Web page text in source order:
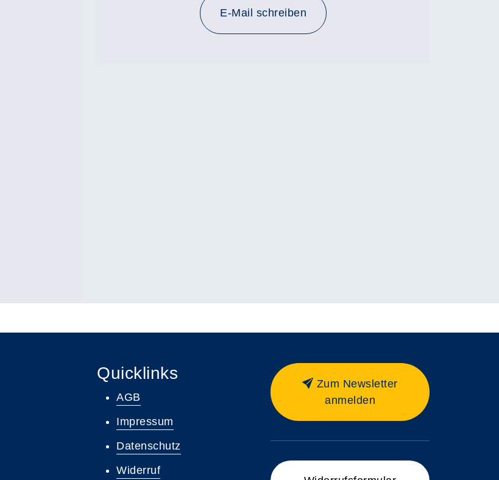
E-Mail schreiben
Quicklinks
AGB
Impressum
Datenschutz
Widerruf
Zum Newsletter
anmelden